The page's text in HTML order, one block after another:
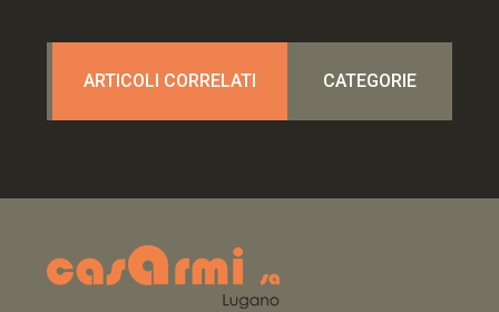
ARTICOLI CORRELATI CATEGORIE